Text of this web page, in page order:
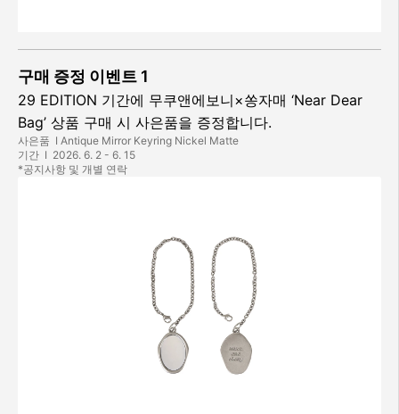
구매 증정 이벤트 1
29 EDITION 기간에 무쿠앤에보니×쏭자매 ‘Near Dear
Bag’ 상품 구매 시 사은품을 증정합니다.
사은품  I Antique Mirror Keyring Nickel Matte
기간  I  2026. 6. 2 - 6. 15
*공지사항 및 개별 연락